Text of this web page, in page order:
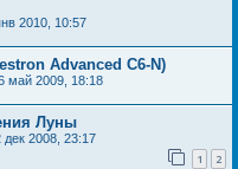
2010, 10:57
Advanced C6-N)
май 2009, 18:18
Луны
дек 2008, 23:17
1 2